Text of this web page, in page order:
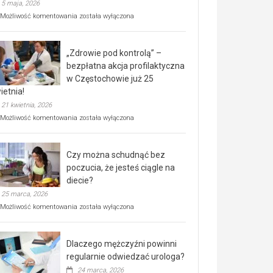
5 maja, 2026
Możliwość komentowania Rusza
rehabilitacji
dla
seniorów!
została wyłączona
„Zdrowie pod kontrolą” –
bezpłatna akcja profilaktyczna
w Częstochowie już 25
21 kwietnia, 2026
Możliwość komentowania „Zdrowie
bezpłatna
akcja
profilaktyczna
w
już
kwietnia!
została wyłączona
Czy można schudnąć bez
poczucia, że jesteś ciągle na
diecie?
25 marca, 2026
Możliwość komentowania Czy
poczucia,
że
została wyłączona
Dlaczego mężczyźni powinni
regularnie odwiedzać urologa?
24 marca, 2026